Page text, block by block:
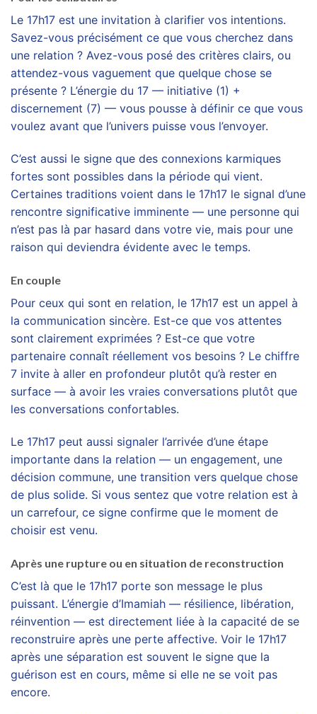
Le 17h17 est une invitation à clarifier vos intentions.
Savez-vous précisément ce que vous cherchez dans
une relation ? Avez-vous posé des critères clairs, ou
attendez-vous vaguement que quelque chose se
présente ? L’énergie du 17 — initiative (1) +
discernement (7) — vous pousse à définir ce que vous
voulez avant que l’univers puisse vous l’envoyer.
C’est aussi le signe que des connexions karmiques
fortes sont possibles dans la période qui vient.
Certaines traditions voient dans le 17h17 le signal d’une
rencontre significative imminente — une personne qui
n’est pas là par hasard dans votre vie, mais pour une
raison qui deviendra évidente avec le temps.
En couple
Pour ceux qui sont en relation, le 17h17 est un appel à
la communication sincère. Est-ce que vos attentes
sont clairement exprimées ? Est-ce que votre
partenaire connaît réellement vos besoins ? Le chiffre
7 invite à aller en profondeur plutôt qu’à rester en
surface — à avoir les vraies conversations plutôt que
les conversations confortables.
Le 17h17 peut aussi signaler l’arrivée d’une étape
importante dans la relation — un engagement, une
décision commune, une transition vers quelque chose
de plus solide. Si vous sentez que votre relation est à
un carrefour, ce signe confirme que le moment de
choisir est venu.
Après une rupture ou en situation de reconstruction
C’est là que le 17h17 porte son message le plus
puissant. L’énergie d’Imamiah — résilience, libération,
réinvention — est directement liée à la capacité de se
reconstruire après une perte affective. Voir le 17h17
après une séparation est souvent le signe que la
guérison est en cours, même si elle ne se voit pas
encore.